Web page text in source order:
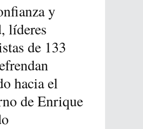
y
líderes
de 133
hacia el
de Enrique